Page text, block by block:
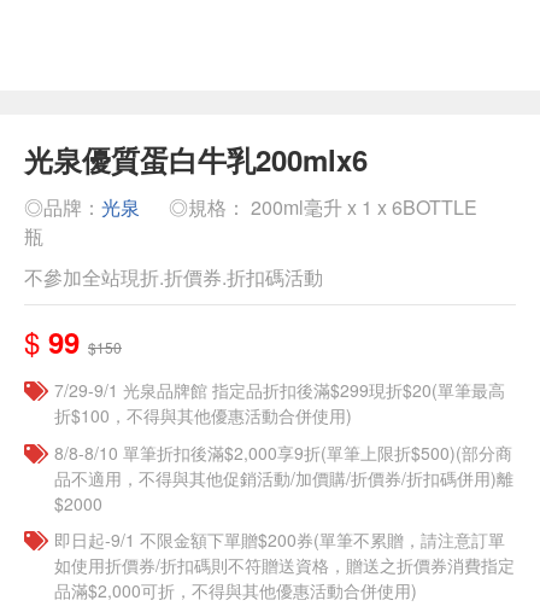
光泉優質蛋白牛乳200mlx6
◎品牌： 光泉
◎規格： 200ml毫升 x 1 x 6BOTTLE
瓶
不參加全站現折.折價券.折扣碼活動
$ 99 $150
7/29-9/1 光泉品牌館 指定品折扣後滿$299現折$20(單筆最高
折$100，不得與其他優惠活動合併使用)
8/8-8/10 單筆折扣後滿$2,000享9折(單筆上限折$500)(部分商
品不適用，不得與其他促銷活動/加價購/折價券/折扣碼併用)離
$2000
即日起-9/1 不限金額下單贈$200券(單筆不累贈，請注意訂單
如使用折價券/折扣碼則不符贈送資格，贈送之折價券消費指定
品滿$2,000可折，不得與其他優惠活動合併使用)